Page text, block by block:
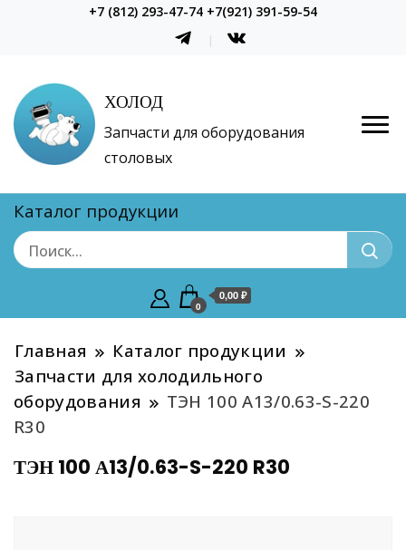
+7 (812) 293-47-74 +7(921) 391-59-54
ХОЛОД
Запчасти для оборудования
столовых
Каталог продукции
0
0,00 ₽
Главная
Каталог продукции
Запчасти для холодильного
оборудования
ТЭН 100 А13/0.63-S-220
R30
ТЭН 100 А13/0.63-S-220 R30